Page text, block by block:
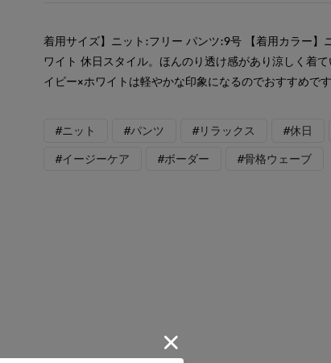
着用サイズ】ニット:フリー パンツ:9号 【着用カラー】
ワイト 休日スタイル。ほんのり透け感があり涼しく着
イビー×ホワイトは軽やかな印象になるのでおすすめで
#ニット #パンツ #リラックス #休日
#イージーケア #ボーダー #骨格ウェーブ